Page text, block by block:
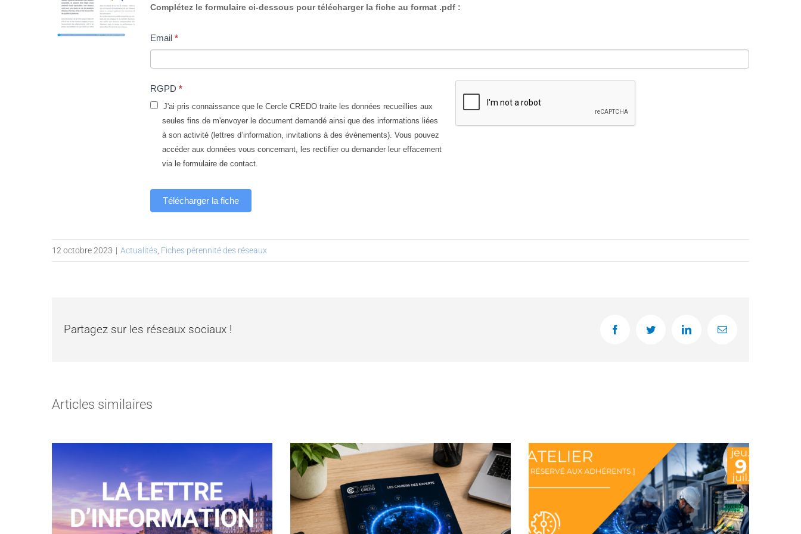
Fiche
des
réseaux
n°9
-
Audit
Complétez le formulaire ci-dessous pour télécharger la fiche au format .pdf :
Email *
RGPD *
J'ai pris connaissance que le Cercle CREDO traite les données recueillies aux
seules fins de m'envoyer le document demandé ainsi que des informations liées
à son activité (lettres d’information, invitations à des évènements). Vous pouvez
accéder aux données vous concernant, les rectifier ou demander leur effacement
via le formulaire de contact.
Télécharger la fiche
12 octobre 2023 | Actualités, Fiches pérennité des réseaux
Partagez sur les réseaux sociaux ! FacebookTwitter LinkedInEmail
Articles similaires